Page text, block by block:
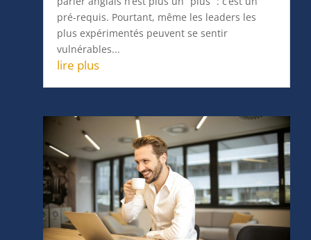
plus expérimentés peuvent se sentir
vulnérables...
lire plus